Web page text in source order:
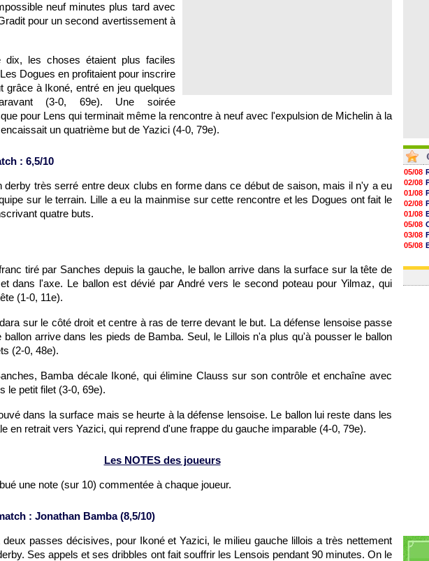
neuf minutes plus tard avec
pour un second avertissement à
dix, les choses étaient plus faciles
Dogues en profitaient pour inscrire
grâce à Ikoné, entré en jeu quelques
(3-0, 69e). Une soirée
pour Lens qui terminait même la rencontre à neuf avec l'expulsion de Michelin à la
un quatrième but de Yazici (4-0, 79e).
: 6,5/10
derby très serré entre deux clubs en forme dans ce début de saison, mais il n'y a eu
sur le terrain. Lille a eu la mainmise sur cette rencontre et les Dogues ont fait le
quatre buts.
tiré par Sanches depuis la gauche, le ballon arrive dans la surface sur la tête de
dans l'axe. Le ballon est dévié par André vers le second poteau pour Yilmaz, qui
(1-0, 11e).
sur le côté droit et centre à ras de terre devant le but. La défense lensoise passe
ballon arrive dans les pieds de Bamba. Seul, le Lillois n'a plus qu'à pousser le ballon
(2-0, 48e).
Bamba décale Ikoné, qui élimine Clauss sur son contrôle et enchaîne avec
le petit filet (3-0, 69e).
dans la surface mais se heurte à la défense lensoise. Le ballon lui reste dans les
en retrait vers Yazici, qui reprend d'une frappe du gauche imparable (4-0, 79e).
Les NOTES des joueurs
une note (sur 10) commentée à chaque joueur.
: Jonathan Bamba (8,5/10)
passes décisives, pour Ikoné et Yazici, le milieu gauche lillois a très nettement
Ses appels et ses dribbles ont fait souffrir les Lensois pendant 90 minutes. On le
05/08
02/08
01/08
02/08
01/08
05/08
03/08
05/08
03/08